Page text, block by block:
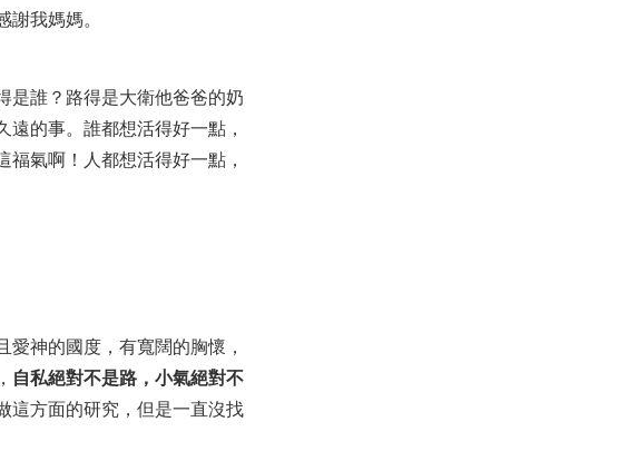
我媽媽。
是誰？路得是大衛他爸爸的奶
的事。誰都想活得好一點，
氣啊！人都想活得好一點，
神的國度，有寬闊的胸懷，
自私絕對不是路，小氣絕對不
這方面的研究，但是一直沒找